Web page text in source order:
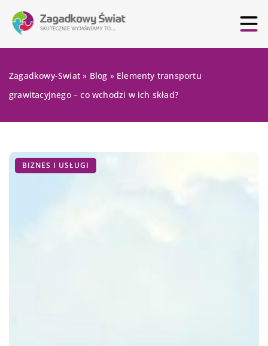
Zagadkowy-Swiat » Blog » Elementy transportu
grawitacyjnego – co wchodzi w ich skład?
BIZNES I USŁUGI